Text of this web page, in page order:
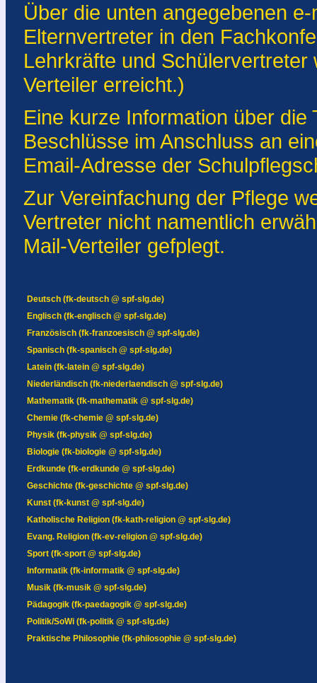
Über die unten angegebenen
Elternvertreter in den
Lehrkräfte und
Verteiler erreicht.)
Eine kurze Information über die
Beschlüsse im Anschluss an
Email-Adresse der
Zur Vereinfachung der Pflege
Vertreter nicht namentlich
Mail-Verteiler gefplegt.
Deutsch (fk-deutsch @ spf-slg.de)
Englisch (fk-englisch @ spf-slg.de)
Französisch (fk-franzoesisch @ spf-slg.de)
Spanisch (fk-spanisch @ spf-slg.de)
Latein (fk-latein @ spf-slg.de)
Niederländisch (fk-niederlaendisch @ spf-slg.de)
Mathematik (fk-mathematik @ spf-slg.de)
Chemie (fk-chemie @ spf-slg.de)
Physik (fk-physik @ spf-slg.de)
Biologie (fk-biologie @ spf-slg.de)
Erdkunde (fk-erdkunde @ spf-slg.de)
Geschichte (fk-geschichte @ spf-slg.de)
Kunst (fk-kunst @ spf-slg.de)
Katholische Religion (fk-kath-religion @ spf-slg.de)
Evang. Religion (fk-ev-religion @ spf-slg.de)
Sport (fk-sport @ spf-slg.de)
Informatik (fk-informatik @ spf-slg.de)
Musik (fk-musik @ spf-slg.de)
Pädagogik (fk-paedagogik @ spf-slg.de)
Politik/SoWi (fk-politik @ spf-slg.de)
Praktische Philosophie (fk-philosophie @ spf-slg.de)